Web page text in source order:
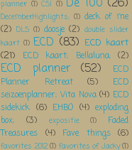
planner (1) CSI (1) De 100 (26)
DecemberHighlights; (1) deck of me
(2) DLS (1) doosje (2) double slider
kaart (1) ECD (83) ECD kaart
(21)
ECD kaart; Bellaluna; (2)
ECD planner (52)
ECD
Planner Retreat
(5)
ECD
seizoenplanner; Vita Nova (4) ECD
sidekick (6) EHBO (4) exploding
box;
(3) expositie (1)
Faded
Treasures
(4) Fave things (6)
favorites 2012 (1) favorites of Jacky (1)